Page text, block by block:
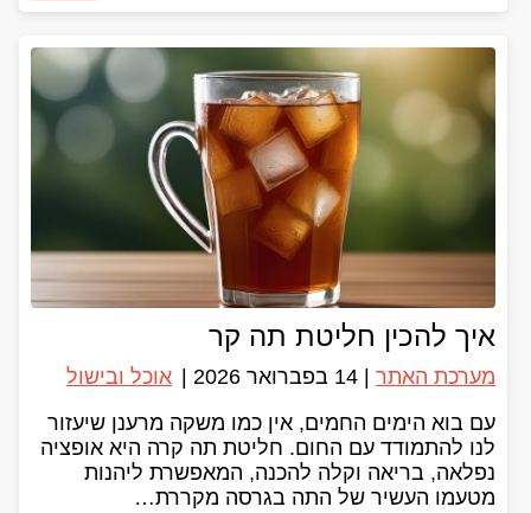
איך להכין חליטת תה קר
מערכת האתר 14 בפברואר 2026
אוכל ובישול
עם בוא הימים החמים, אין כמו משקה מרענן שיעזור
לנו להתמודד עם החום. חליטת תה קרה היא אופציה
נפלאה, בריאה וקלה להכנה, המאפשרת ליהנות
מטעמו העשיר של התה בגרסה מקררת…